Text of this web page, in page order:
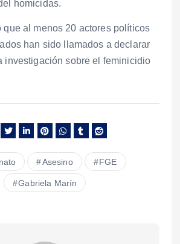
homicidas.
que al menos 20 actores políticos
han sido llamados a declarar
investigación sobre el feminicidio
Asesino FGE
Gabriela Marín